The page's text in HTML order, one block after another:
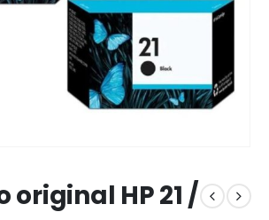
original HP 21 /